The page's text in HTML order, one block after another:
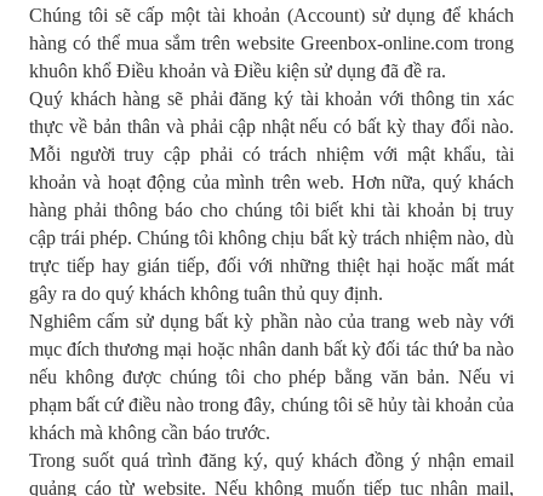
Chúng tôi sẽ cấp một tài khoản (Account) sử dụng để khách
hàng có thể mua sắm trên website Greenbox-online.com trong
khuôn khổ Điều khoản và Điều kiện sử dụng đã đề ra.
Quý khách hàng sẽ phải đăng ký tài khoản với thông tin xác
thực về bản thân và phải cập nhật nếu có bất kỳ thay đổi nào.
Mỗi người truy cập phải có trách nhiệm với mật khẩu, tài
khoản và hoạt động của mình trên web. Hơn nữa, quý khách
hàng phải thông báo cho chúng tôi biết khi tài khoản bị truy
cập trái phép. Chúng tôi không chịu bất kỳ trách nhiệm nào, dù
trực tiếp hay gián tiếp, đối với những thiệt hại hoặc mất mát
gây ra do quý khách không tuân thủ quy định.
Nghiêm cấm sử dụng bất kỳ phần nào của trang web này với
mục đích thương mại hoặc nhân danh bất kỳ đối tác thứ ba nào
nếu không được chúng tôi cho phép bằng văn bản. Nếu vi
phạm bất cứ điều nào trong đây, chúng tôi sẽ hủy tài khoản của
khách mà không cần báo trước.
Trong suốt quá trình đăng ký, quý khách đồng ý nhận email
quảng cáo từ website. Nếu không muốn tiếp tục nhận mail,